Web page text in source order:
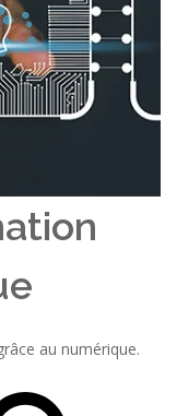
au numérique.